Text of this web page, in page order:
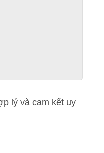
lý và cam kết uy